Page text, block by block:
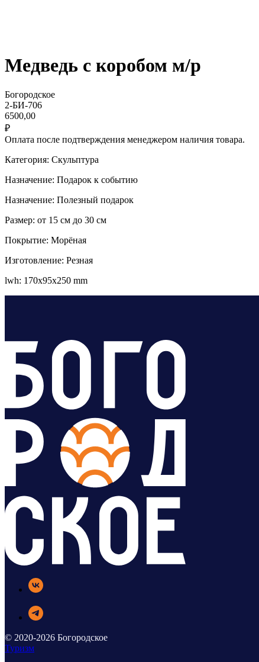
Медведь с коробом м/р
Богородское
2-БИ-706
6500,00
₽
Оплата после подтверждения менеджером наличия товара.
Категория: Скульптура
Назначение: Подарок к событию
Назначение: Полезный подарок
Размер: от 15 см до 30 см
Покрытие: Морёная
Изготовление: Резная
lwh: 170x95x250 mm
© 2020-2026 Богородское
Туризм